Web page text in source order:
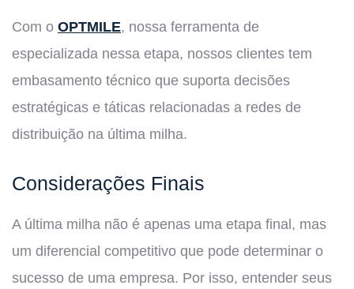
Com o OPTMILE, nossa ferramenta de
especializada nessa etapa, nossos clientes tem
embasamento técnico que suporta decisões
estratégicas e táticas relacionadas a redes de
distribuição na última milha.
Considerações Finais
A última milha não é apenas uma etapa final, mas
um diferencial competitivo que pode determinar o
sucesso de uma empresa. Por isso, entender seus